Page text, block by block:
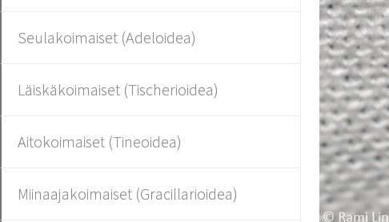
Seulakoimaiset (Adeloidea)
Läiskäkoimaiset (Tischerioidea)
Aitokoimaiset (Tineoidea)
Miinaajakoimaiset (Gracillarioidea)